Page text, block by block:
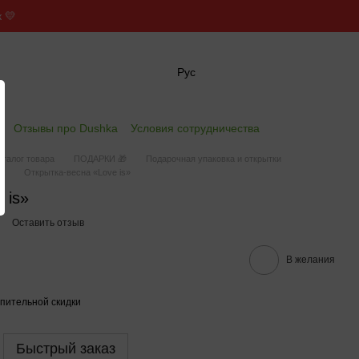
💛
Рус
Отзывы про Dushka Условия сотрудничества
товара ПОДАРКИ 🎁
Подарочная упаковка и открытки
Открытка-весна «Love is»
is»
Оставить отзыв
В желания
скидки
Быстрый заказ